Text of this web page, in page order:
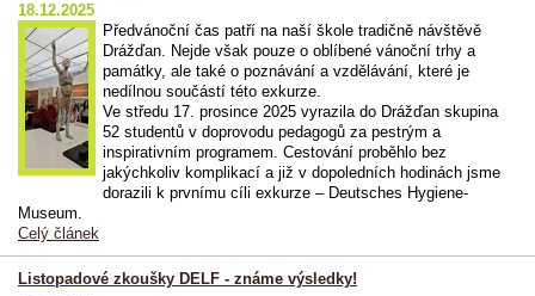
18.12.2025
Předvánoční čas patří na naší škole tradičně návštěvě
Drážďan. Nejde však pouze o oblíbené vánoční trhy a
památky, ale také o poznávání a vzdělávání, které je
nedílnou součástí této exkurze.
Ve středu 17. prosince 2025 vyrazila do Drážďan skupina
52 studentů v doprovodu pedagogů za pestrým a
inspirativním programem. Cestování proběhlo bez
jakýchkoliv komplikací a již v dopoledních hodinách jsme
dorazili k prvnímu cíli exkurze – Deutsches Hygiene-
Museum.
Celý článek
Listopadové zkoušky DELF - známe výsledky!